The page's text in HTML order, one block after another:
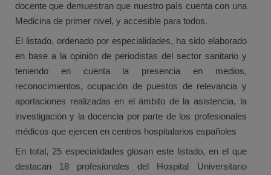
docente que demuestran que nuestro país cuenta con una
Medicina de primer nivel, y accesible para todos.
El listado, ordenado por especialidades, ha sido elaborado
en base a la opinión de periodistas del sector sanitario y
teniendo en cuenta la presencia en medios,
reconocimientos, ocupación de puestos de relevancia y
aportaciones realizadas en el ámbito de la asistencia, la
investigación y la docencia por parte de los profesionales
médicos que ejercen en centros hospitalarios españoles
En total, 25 especialidades glosan este listado, en el que
destacan 18 profesionales del Hospital Universitario